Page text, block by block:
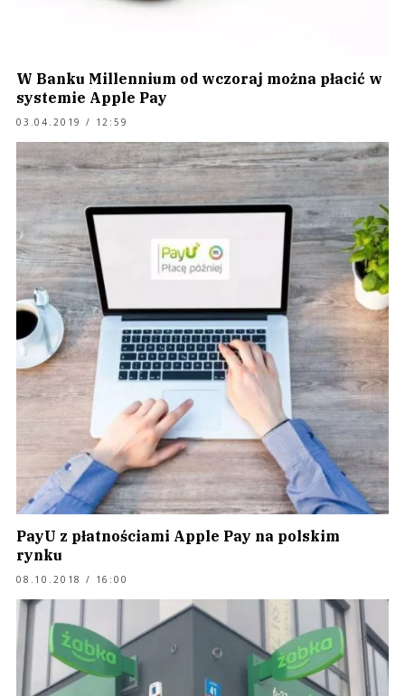
W Banku Millennium od wczoraj można płacić w
systemie Apple Pay
03.04.2019 / 12:59
PayU z płatnościami Apple Pay na polskim
rynku
08.10.2018 / 16:00